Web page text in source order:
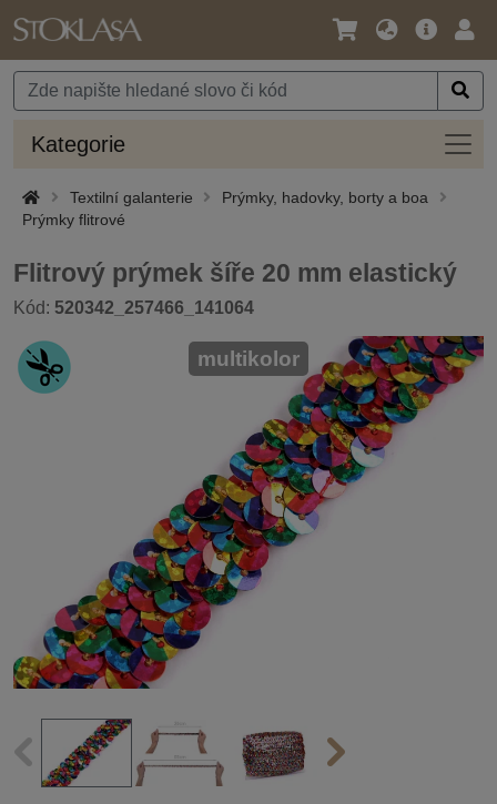
Jazyk
Měna
Hlavní
Kategorie
Textilní galanterie
Prýmky, hadovky, borty a boa
Prýmky flitrové
Flitrový prýmek šíře 20 mm elastický
Kód: 520342_257466_141064
multikolor